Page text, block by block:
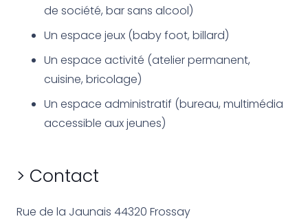
de société, bar sans alcool)
Un espace jeux (baby foot, billard)
Un espace activité (atelier permanent,
cuisine, bricolage)
Un espace administratif (bureau, multimédia
accessible aux jeunes)
> Contact
Rue de la Jaunais 44320 Frossay